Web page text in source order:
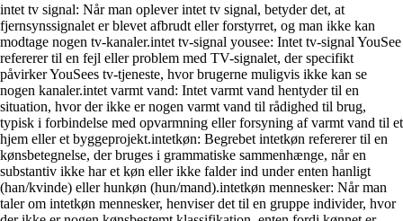
intet tv signal: Når man oplever intet tv signal, betyder det, at
fjernsynssignalet er blevet afbrudt eller forstyrret, og man ikke kan
modtage nogen tv-kanaler.intet tv-signal yousee: Intet tv-signal YouSee
refererer til en fejl eller problem med TV-signalet, der specifikt
påvirker YouSees tv-tjeneste, hvor brugerne muligvis ikke kan se
nogen kanaler.intet varmt vand: Intet varmt vand hentyder til en
situation, hvor der ikke er nogen varmt vand til rådighed til brug,
typisk i forbindelse med opvarmning eller forsyning af varmt vand til et
hjem eller et byggeprojekt.intetkøn: Begrebet intetkøn refererer til en
kønsbetegnelse, der bruges i grammatiske sammenhænge, når en
substantiv ikke har et køn eller ikke falder ind under enten hanligt
(han/kvinde) eller hunkøn (hun/mand).intetkøn mennesker: Når man
taler om intetkøn mennesker, henviser det til en gruppe individer, hvor